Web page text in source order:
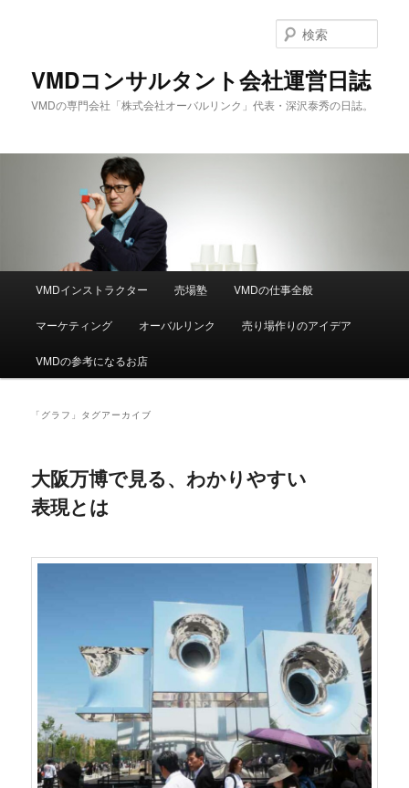
VMDコンサルタント会社運営日誌
VMDの専門会社「株式会社オーバルリンク」代表・深沢泰秀の日誌。
索
ュ
VMDインストラクター 売場塾 VMDの仕事全般
マーケティング オーバルリンク 売り場作りのアイデア
VMDの参考になるお店
「 グラフ 」タグアーカイブ
大阪万博で見る、わかりやすい
表現とは